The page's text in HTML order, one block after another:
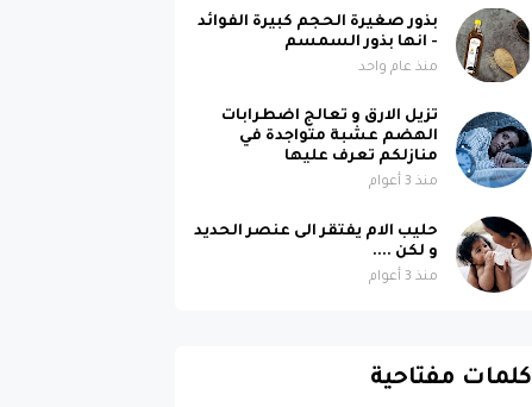
بذور صغيرة الحجم كبيرة الفوائد
- انها بذور السمسم
منذ عام واحد
تزيل الارق و تعالج اضطرابات
الهضم عشبة متواجدة في
منازلكم تعرف عليها
منذ 3 أعوام
حليب الام يفتقر الى عنصر الحديد
و لكن ....
منذ 3 أعوام
كلمات مفتاحية